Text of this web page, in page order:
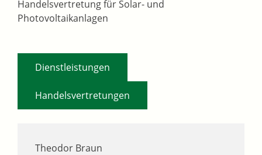
Theodor Braun
Handelsvertretung für Solar- und
Photovoltaikanlagen
Dienstleistungen
Handelsvertretungen